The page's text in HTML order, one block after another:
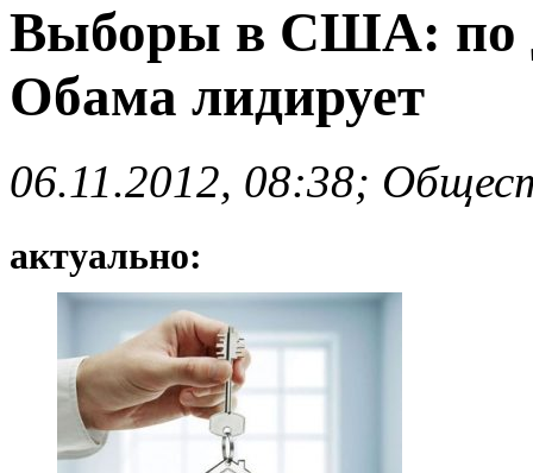
Выборы в США: по
Обама лидирует
06.11.2012, 08:38;
актуально: